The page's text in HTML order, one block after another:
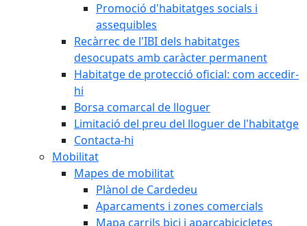
Promoció d'habitatges socials i
assequibles
Recàrrec de l'IBI dels habitatges
desocupats amb caràcter permanent
Habitatge de protecció oficial: com accedir-
hi
Borsa comarcal de lloguer
Limitació del preu del lloguer de l'habitatge
Contacta-hi
Mobilitat
Mapes de mobilitat
Plànol de Cardedeu
Aparcaments i zones comercials
Mapa carrils bici i aparcabicicletes